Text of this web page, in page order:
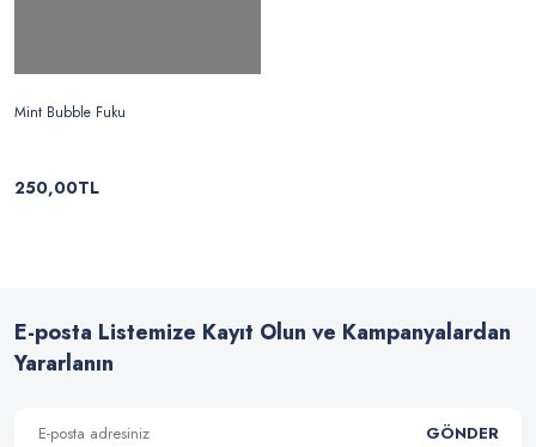
Mint Bubble Fuku
250,00TL
E-posta Listemize Kayıt Olun ve Kampanyalardan
Yararlanın
GÖNDER